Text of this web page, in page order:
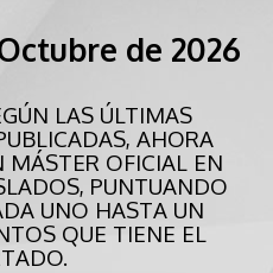
de 2026
LAS ÚLTIMAS
AHORA
MÁSTER OFICIAL EN
PUNTUANDO
UNO HASTA UN
QUE TIENE EL